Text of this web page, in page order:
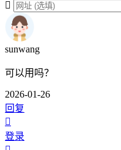
sunwang
可以用吗？
2026-01-26
回复
登录